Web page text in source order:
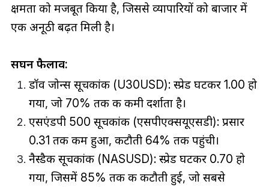
क्षमता को मजबूत किया है, जिससे व्यापारियों को बाजार में
एक अनूठी बढ़त मिली है।
सघन फैलाव:
डॉव जोन्स सूचकांक (U30USD): स्प्रेड घटकर 1.00 हो
गया, जो 70% तक की कमी दर्शाता है।
एसएंडपी 500 सूचकांक (एसपीएक्सयूएसडी): प्रसार
0.31 तक कम हुआ, कटौती 64% तक पहुंची।
नैस्डैक सूचकांक (NASUSD): स्प्रेड घटकर 0.70 हो
गया, जिसमें 85% तक की कटौती हुई, जो सबसे